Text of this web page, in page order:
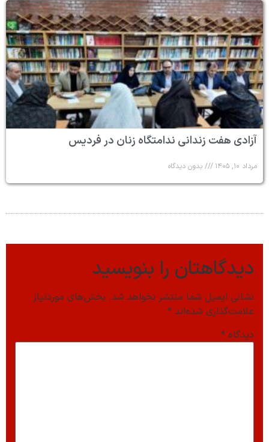
آزادی هفت زندانی ندامتگاه زنان در فردیس
مرداد ۱۰, ۱۴۰۵ بدون دیدگاه
دیدگاهتان را بنویسید
نشانی ایمیل شما منتشر نخواهد شد. بخش‌های موردنیاز
علامت‌گذاری شده‌اند *
دیدگاه *